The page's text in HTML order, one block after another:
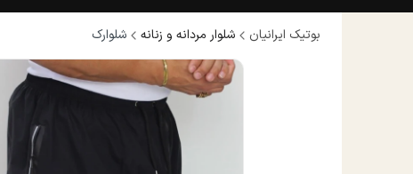
بوتیک ایرانیان شلوار مردانه و زنانه شلوارک